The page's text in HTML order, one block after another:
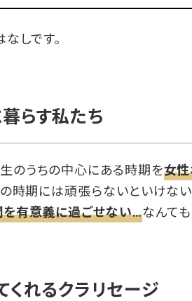
しです。
らす私たち
生のうちの中心にある時期を女
時期には頑張らないといけない
有意義に過ごせない…なんて
れるクラリセージ